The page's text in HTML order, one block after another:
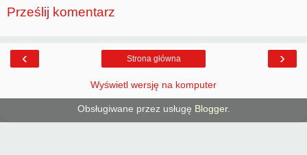
Prześlij komentarz
‹ ›
Strona główna
Wyświetl wersję na komputer
Obsługiwane przez usługę Blogger.